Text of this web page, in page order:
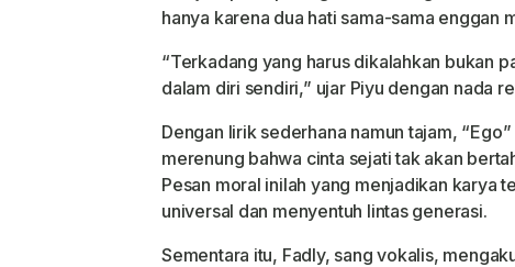
hanya karena dua hati sama-sama enggan
“Terkadang yang harus dikalahkan bukan
dalam diri sendiri,” ujar Piyu dengan nada
Dengan lirik sederhana namun tajam,
merenung bahwa cinta sejati tak akan
Pesan moral inilah yang menjadikan karya
universal dan menyentuh lintas generasi.
Sementara itu, Fadly, sang vokalis,